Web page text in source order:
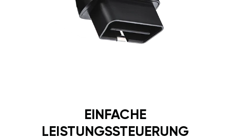
EINFACHE
LEISTUNGSSTEUERUNG